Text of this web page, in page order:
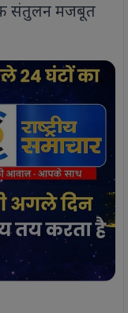
संतुलन मजबूत